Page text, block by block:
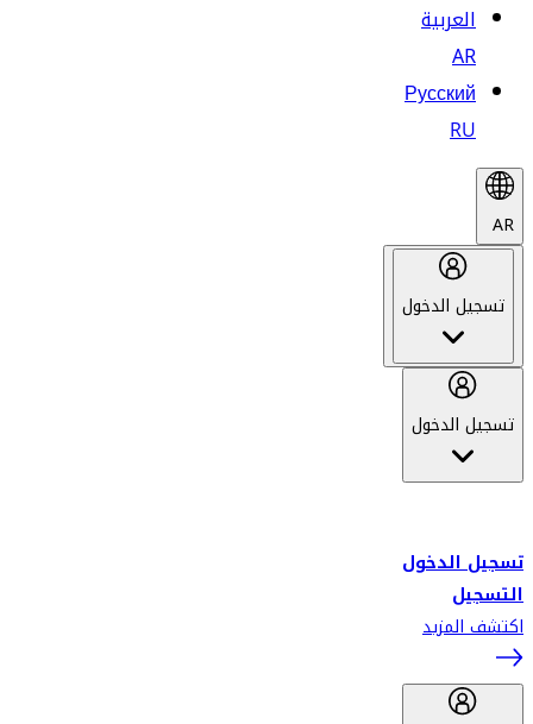
العربية
AR
Русский
RU
AR
تسجيل الدخول
تسجيل الدخول
تسجيل الدخول
التسجيل
اكتشف المزيد